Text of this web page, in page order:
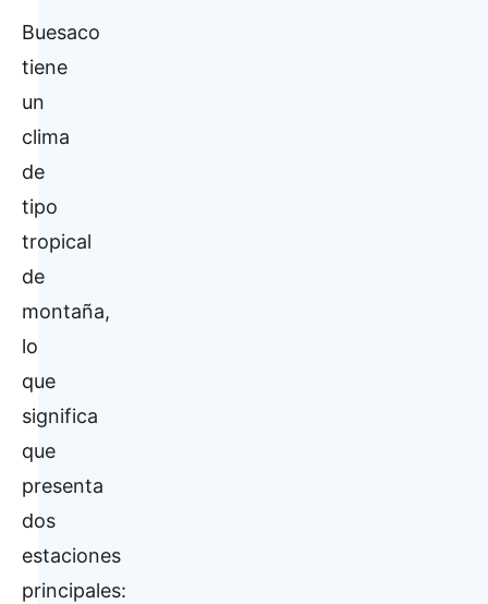
Buesaco
tiene
un
clima
de
tipo
tropical
de
montaña,
lo
que
significa
que
presenta
dos
estaciones
principales: